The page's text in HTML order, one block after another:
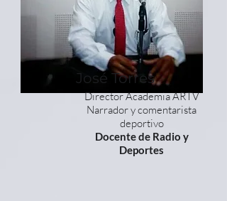
José Torres
Director Academia ARTV
Narrador y comentarista
deportivo
Docente de Radio y
Deportes